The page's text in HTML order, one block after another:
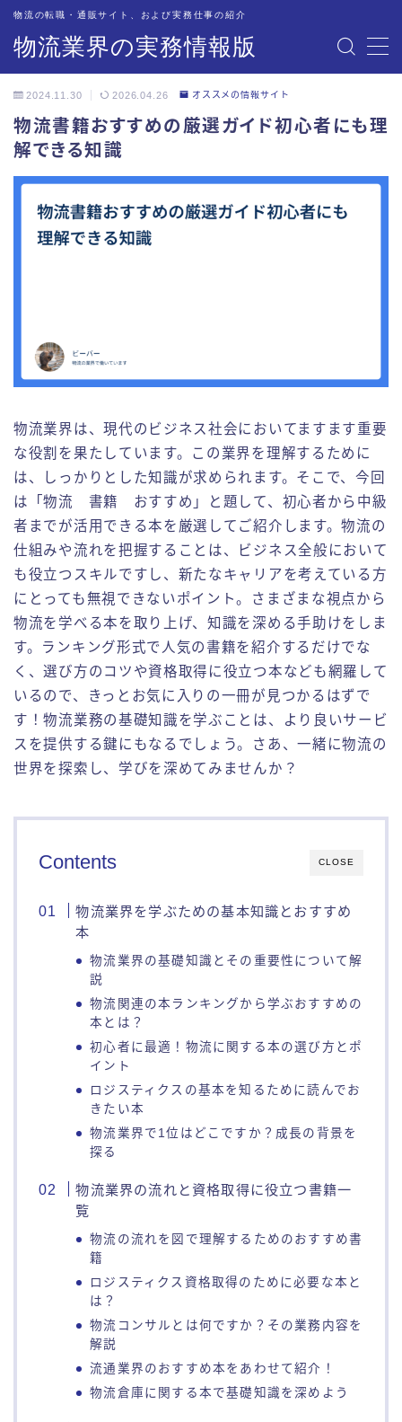
物流業界の実務情報版
物流の転職・通販サイト、および実務仕事の紹介
MENU
物流業界への転職サイトを紹介・解説
物流現場での道具・備品
トラック業務の実務紹介
倉庫業務の実務紹介
フォークリフトの実務紹介
お問い合わせ
2024.11.30 2026.04.26 オススメの情報サイト
物流書籍おすすめの厳選ガイド初心者にも理
解できる知識
物流業界は、現代のビジネス社会においてますます重要
な役割を果たしています。この業界を理解するために
は、しっかりとした知識が求められます。そこで、今回
は「物流 書籍 おすすめ」と題して、初心者から中級
者までが活用できる本を厳選してご紹介します。物流の
仕組みや流れを把握することは、ビジネス全般において
も役立つスキルですし、新たなキャリアを考えている方
にとっても無視できないポイント。さまざまな視点から
物流を学べる本を取り上げ、知識を深める手助けをしま
す。ランキング形式で人気の書籍を紹介するだけでな
く、選び方のコツや資格取得に役立つ本なども網羅して
いるので、きっとお気に入りの一冊が見つかるはずで
す！物流業務の基礎知識を学ぶことは、より良いサービ
スを提供する鍵にもなるでしょう。さあ、一緒に物流の
世界を探索し、学びを深めてみませんか？
CLOSE
Contents
物流業界を学ぶための基本知識とおすすめ
本
物流業界の基礎知識とその重要性について解
説
物流関連の本ランキングから学ぶおすすめの
本とは？
初心者に最適！物流に関する本の選び方とポ
イント
ロジスティクスの基本を知るために読んでお
きたい本
物流業界で1位はどこですか？成長の背景を
探る
物流業界の流れと資格取得に役立つ書籍一
覧
物流の流れを図で理解するためのおすすめ書
籍
ロジスティクス資格取得のために必要な本と
は？
物流コンサルとは何ですか？その業務内容を
解説
流通業界のおすすめ本をあわせて紹介！
物流倉庫に関する本で基礎知識を深めよう